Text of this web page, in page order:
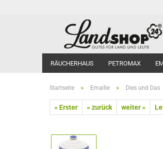
RÄUCHERHAUS PETROMAX
Startseite » Emaille » Dies und Das
« Erster « zurück weiter »